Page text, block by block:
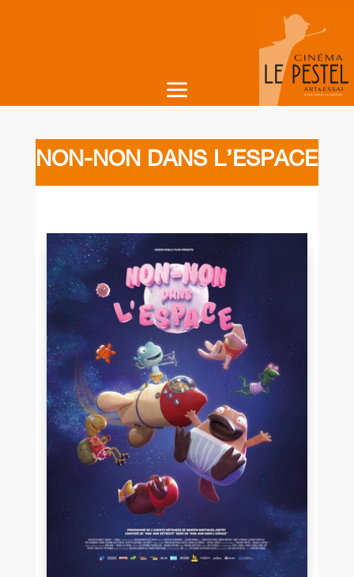
NON-NON DANS L’ESPACE